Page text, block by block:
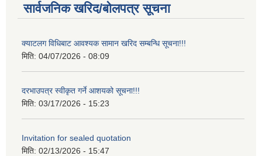
सार्वजनिक खरिद/बोलपत्र सूचना
क्याटलग विधिबाट आवश्यक सामान खरिद सम्बन्धि सूचना!!!
मिति: 04/07/2026 - 08:09
दरभाउपत्र स्वीकृत गर्ने आशयको सूचना!!!
मिति: 03/17/2026 - 15:23
Invitation for sealed quotation
मिति: 02/13/2026 - 15:47